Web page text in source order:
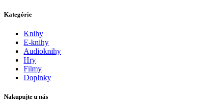
Kategórie
Knihy
E-knihy
Audioknihy
Hry
Filmy
Doplnky
Nakupujte u nás